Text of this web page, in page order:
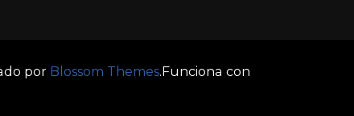
por Blossom Themes.Funciona con